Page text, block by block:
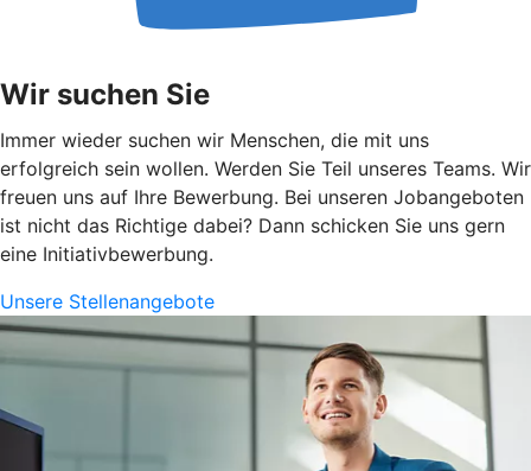
Wir suchen Sie
Immer wieder suchen wir Menschen, die mit uns
erfolgreich sein wollen. Werden Sie Teil unseres Teams. Wir
freuen uns auf Ihre Bewerbung. Bei unseren Jobangeboten
ist nicht das Richtige dabei? Dann schicken Sie uns gern
eine Initiativbewerbung.
Unsere Stellenangebote